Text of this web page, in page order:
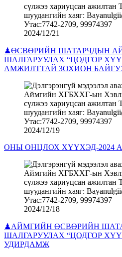
2024/12/21
♟ӨСВӨРИЙН ШАТАРЧДЫН
ШАЛГАРУУЛАХ “ЦОДГОР
АМЖИЛТТАЙ ЗОХИОН
2024/12/19
ОНЫ ОНЦЛОХ ХҮҮХЭД-2024
2024/12/18
♟АЙМГИЙН ӨСВӨРИЙН
ШАЛГАРУУЛАХ “ЦОДГОР
УДИРДАМЖ